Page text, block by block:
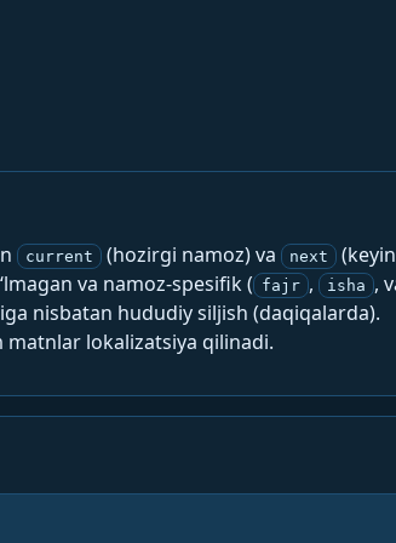
current (hozirgi namoz) va next
va namoz-spesifik ( fajr , isha ,
nisbatan hududiy siljish (daqiqalarda).
matnlar lokalizatsiya qilinadi.